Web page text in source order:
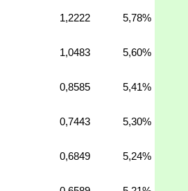
1,2222 5,78%
1,0483 5,60%
0,8585 5,41%
0,7443 5,30%
0,6849 5,24%